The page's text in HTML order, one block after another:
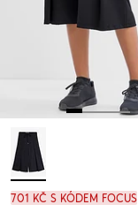
701 Kč s kódem FOCUS